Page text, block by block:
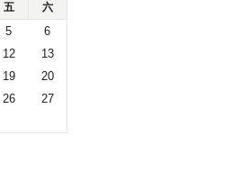
五 六
5
6
12
13
19
20
26
27